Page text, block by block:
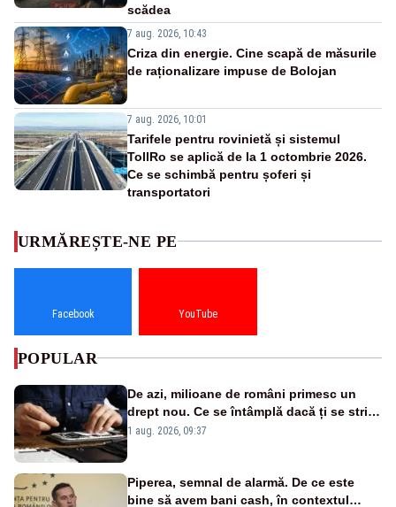
scădea
7 aug. 2026, 10:43
Criza din energie. Cine scapă de măsurile
de raționalizare impuse de Bolojan
7 aug. 2026, 10:01
Tarifele pentru rovinietă și sistemul
TollRo se aplică de la 1 octombrie 2026.
Ce se schimbă pentru șoferi și
transportatori
URMĂREȘTE-NE PE
Facebook YouTube
POPULAR
De azi, milioane de români primesc un
drept nou. Ce se întâmplă dacă ți se strică
un produs
1 aug. 2026, 09:37
Piperea, semnal de alarmă. De ce este
bine să avem bani cash, în contextul